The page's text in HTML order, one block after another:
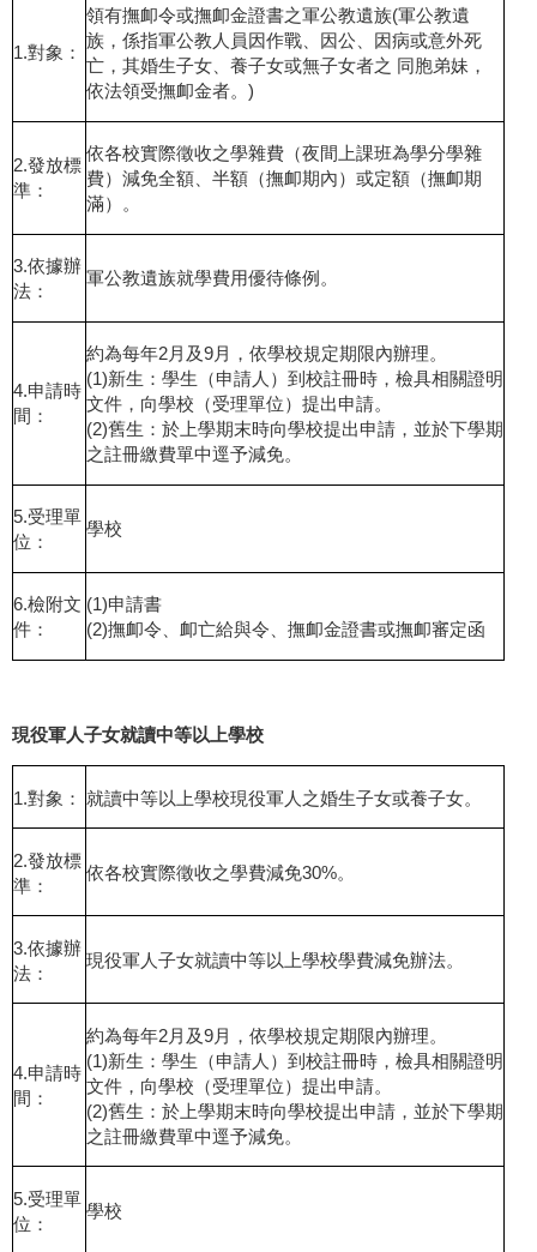
1.對象：
領有撫卹令或撫卹金證書之軍公教遺族(軍公教遺
族，係指軍公教人員因作戰、因公、因病或意外死
亡，其婚生子女、養子女或無子女者之 同胞弟妹，
依法領受撫卹金者。)
2.發放標
準：
依各校實際徵收之學雜費（夜間上課班為學分學雜
費）減免全額、半額（撫卹期內）或定額（撫卹期
滿）。
3.依據辦
法：
軍公教遺族就學費用優待條例。
4.申請時
間：
約為每年2月及9月，依學校規定期限內辦理。
(1)新生：學生（申請人）到校註冊時，檢具相關證明
文件，向學校（受理單位）提出申請。
(2)舊生：於上學期末時向學校提出申請，並於下學期
之註冊繳費單中逕予減免。
5.受理單
位：
學校
6.檢附文
件：
(1)申請書
(2)撫卹令、卹亡給與令、撫卹金證書或撫卹審定函
現役軍人子女就讀中等以上學校
1.對象： 就讀中等以上學校現役軍人之婚生子女或養子女。
2.發放標
準：
依各校實際徵收之學費減免30%。
3.依據辦
法：
現役軍人子女就讀中等以上學校學費減免辦法。
4.申請時
間：
約為每年2月及9月，依學校規定期限內辦理。
(1)新生：學生（申請人）到校註冊時，檢具相關證明
文件，向學校（受理單位）提出申請。
(2)舊生：於上學期末時向學校提出申請，並於下學期
之註冊繳費單中逕予減免。
5.受理單
位：
學校